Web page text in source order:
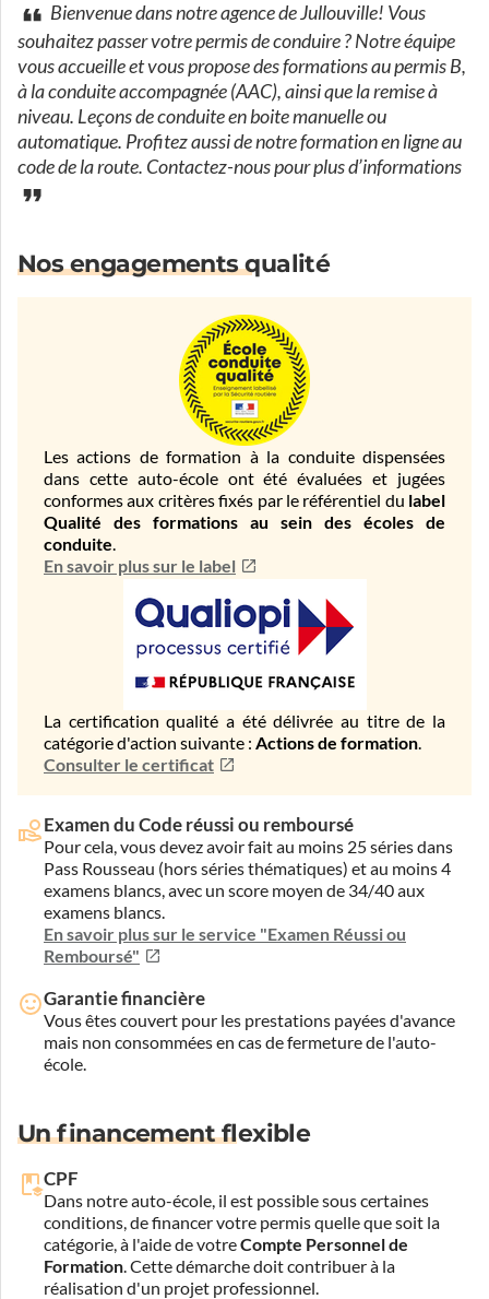
Bienvenue dans notre agence de Jullouville! Vous
souhaitez passer votre permis de conduire ? Notre équipe
vous accueille et vous propose des formations au permis B,
à la conduite accompagnée (AAC), ainsi que la remise à
niveau. Leçons de conduite en boite manuelle ou
automatique. Profitez aussi de notre formation en ligne au
code de la route. Contactez-nous pour plus d’informations
Nos engagements qualité
Les actions de formation à la conduite dispensées
dans cette auto-école ont été évaluées et jugées
conformes aux critères fixés par le référentiel du label
Qualité des formations au sein des écoles de
conduite.
En savoir plus sur le label
La certification qualité a été délivrée au titre de la
catégorie d'action suivante : Actions de formation.
Consulter le certificat
Examen du Code réussi ou remboursé
Pour cela, vous devez avoir fait au moins 25 séries dans
Pass Rousseau (hors séries thématiques) et au moins 4
examens blancs, avec un score moyen de 34/40 aux
examens blancs.
En savoir plus sur le service "Examen Réussi ou
Remboursé"
Garantie financière
Vous êtes couvert pour les prestations payées d'avance
mais non consommées en cas de fermeture de l'auto-
école.
Un financement flexible
CPF
Dans notre auto-école, il est possible sous certaines
conditions, de financer votre permis quelle que soit la
catégorie, à l'aide de votreCompte Personnel de
Formation. Cette démarche doit contribuer à la
réalisation d'un projet professionnel.